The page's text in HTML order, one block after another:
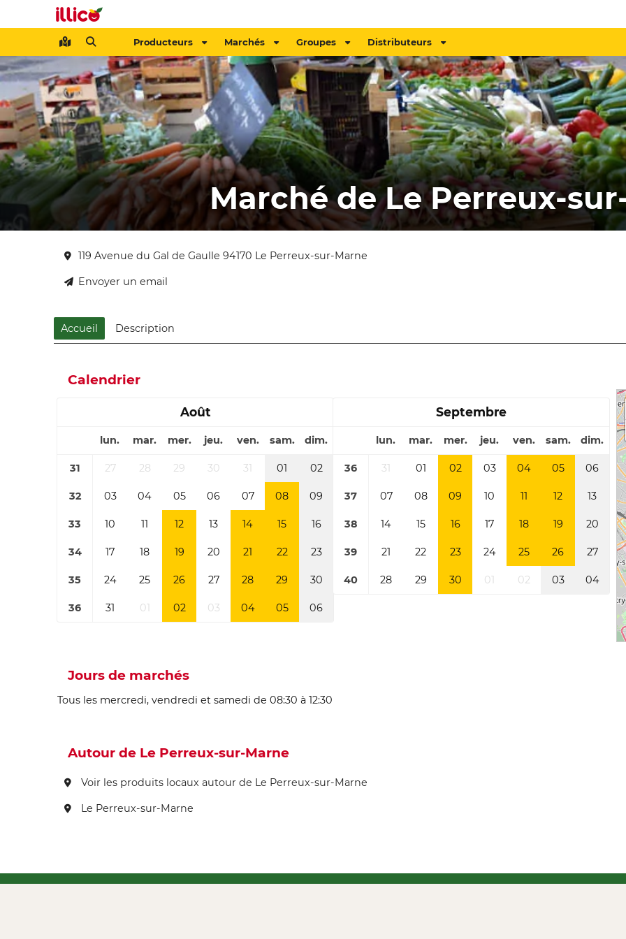
Producteurs Marchés Groupes Distributeurs
Marché de Le Perreux-
119 Avenue du Gal de Gaulle 94170 Le Perreux-sur-Marne
Envoyer un email
Accueil Description
Calendrier
Août
lun. mar. mer. jeu. ven. sam. dim.
31 27 28 29 30 31 01 02
32 03 04 05 06 07 08 09
33 10 11 12 13 14 15 16
34 17 18 19 20 21 22 23
35 24 25 26 27 28 29 30
36 31 01 02 03 04 05 06
Septembre
lun. mar. mer. jeu. ven. sam. dim.
36 31 01 02 03 04 05 06
37 07 08 09 10 11 12 13
38 14 15 16 17 18 19 20
39 21 22 23 24 25 26 27
40 28 29 30 01 02 03 04
Jours de marchés
Tous les mercredi, vendredi et samedi de 08:30 à 12:30
Autour de Le Perreux-sur-Marne
Voir les produits locaux autour de Le Perreux-sur-Marne
Le Perreux-sur-Marne